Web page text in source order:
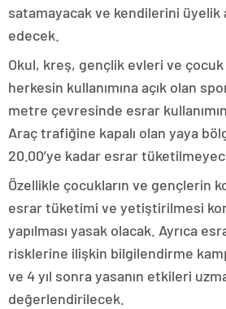
satamayacak ve kendilerini üyelik
edecek.
Okul, kreş, gençlik evleri ve çocuk
herkesin kullanımına açık olan
metre çevresinde esrar
Araç trafiğine kapalı olan yaya
20.00’ye kadar esrar
Özellikle çocukların ve gençlerin
esrar tüketimi ve yetiştirilmesi
yapılması yasak olacak. Ayrıca
risklerine ilişkin bilgilendirme
ve 4 yıl sonra yasanın etkileri
değerlendirilecek.